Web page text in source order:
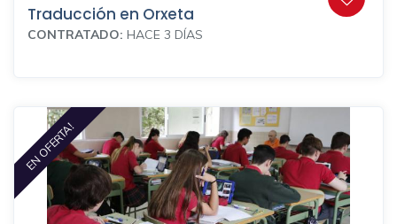
Traducción en Orxeta
CONTRATADO: HACE 3 DÍAS
EN OFERTA!